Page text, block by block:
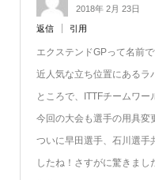
2018年 2月 23日
返信 引用
エクステンドGPって名前
近人気な立ち位置にあるラ
ところで、ITTFチームワー
今回の大会も選手の用具変
ついに早田選手、石川選手
したね！さすがに驚きま